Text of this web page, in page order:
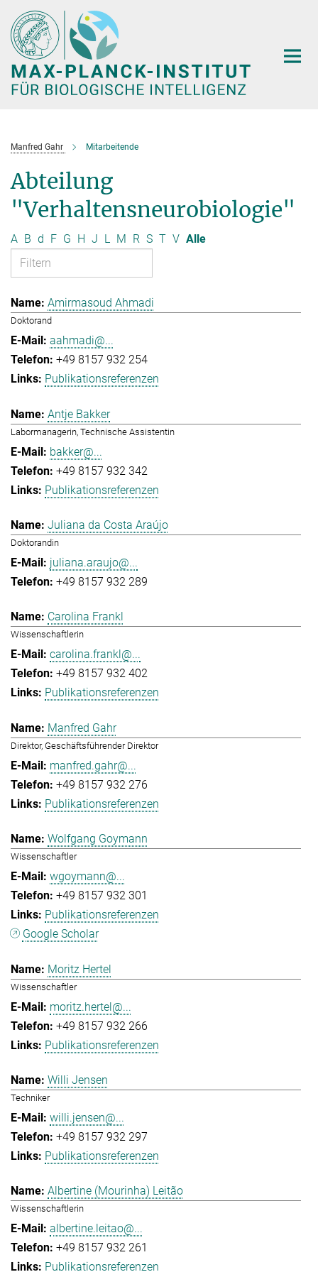
Hauptinhalt
Manfred Gahr Mitarbeitende
Abteilung
"Verhaltensneurobiologie"
A B d F G H J L M R S T V Alle
Amirmasoud Ahmadi
Doktorand
aahmadi@...
+49 8157 932 254
Publikationsreferenzen
Antje Bakker
Labormanagerin, Technische Assistentin
bakker@...
+49 8157 932 342
Publikationsreferenzen
Juliana da Costa Araújo
Doktorandin
juliana.araujo@...
+49 8157 932 289
Carolina Frankl
Wissenschaftlerin
carolina.frankl@...
+49 8157 932 402
Publikationsreferenzen
Manfred Gahr
Direktor, Geschäftsführender Direktor
manfred.gahr@...
+49 8157 932 276
Publikationsreferenzen
Wolfgang Goymann
Wissenschaftler
wgoymann@...
+49 8157 932 301
Publikationsreferenzen
Google Scholar
Moritz Hertel
Wissenschaftler
moritz.hertel@...
+49 8157 932 266
Publikationsreferenzen
Willi Jensen
Techniker
willi.jensen@...
+49 8157 932 297
Publikationsreferenzen
Albertine (Mourinha) Leitão
Wissenschaftlerin
albertine.leitao@...
+49 8157 932 261
Publikationsreferenzen